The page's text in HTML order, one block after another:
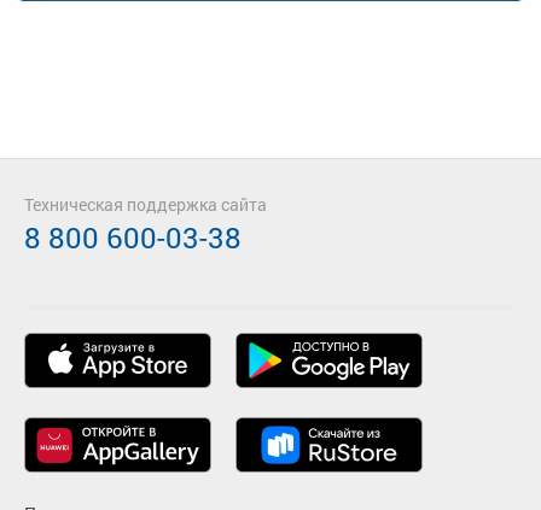
Техническая поддержка сайта
8 800 600-03-38